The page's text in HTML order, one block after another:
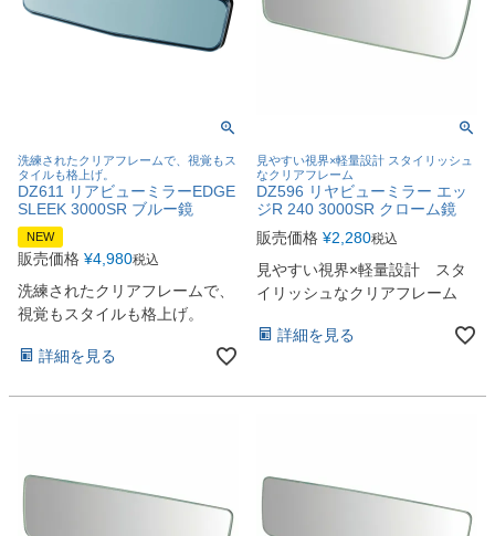
洗練されたクリアフレームで、視覚もス
タイルも格上げ。
DZ611 リアビューミラーEDGE
SLEEK 3000SR ブルー鏡
NEW
販売価格 ¥4,980税込
洗練されたクリアフレームで、
視覚もスタイルも格上げ。
詳細を見る
見やすい視界×軽量設計 スタイリッシュ
なクリアフレーム
DZ596 リヤビューミラー エッ
ジR 240 3000SR クローム鏡
販売価格 ¥2,280税込
見やすい視界×軽量設計 スタ
イリッシュなクリアフレーム
詳細を見る